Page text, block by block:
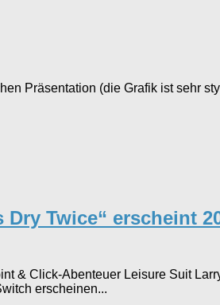
Präsentation (die Grafik ist sehr
Twice“ erscheint
& Click-Abenteuer Leisure Suit
erscheinen...